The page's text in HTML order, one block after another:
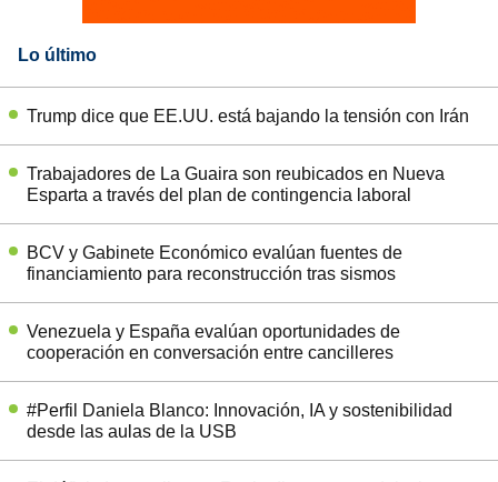
Lo último
Trump dice que EE.UU. está bajando la tensión con Irán
Trabajadores de La Guaira son reubicados en Nueva
Esparta a través del plan de contingencia laboral
BCV y Gabinete Económico evalúan fuentes de
financiamiento para reconstrucción tras sismos
Venezuela y España evalúan oportunidades de
cooperación en conversación entre cancilleres
#Perfil Daniela Blanco: Innovación, IA y sostenibilidad
desde las aulas de la USB